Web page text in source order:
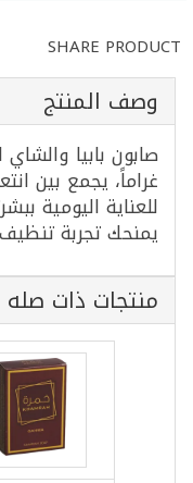
SHARE PRODUCT
وصف المنتج
غراماً، يجمع بين
للعناية اليومية
يمنحك تجربة
منتجات ذات صله